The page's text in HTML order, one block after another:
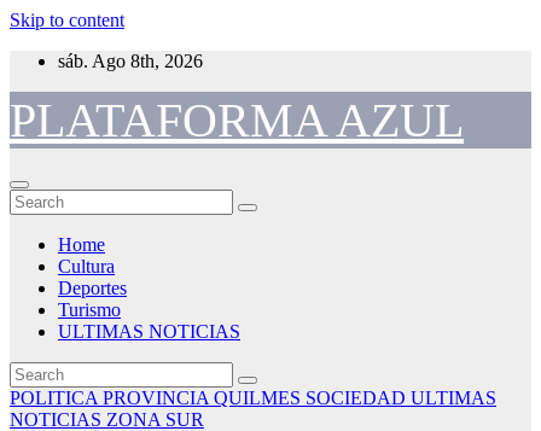
Skip to content
sáb. Ago 8th, 2026
PLATAFORMA AZUL
Home
Cultura
Deportes
Turismo
ULTIMAS NOTICIAS
POLITICA PROVINCIA QUILMES SOCIEDAD ULTIMAS
NOTICIAS ZONA SUR